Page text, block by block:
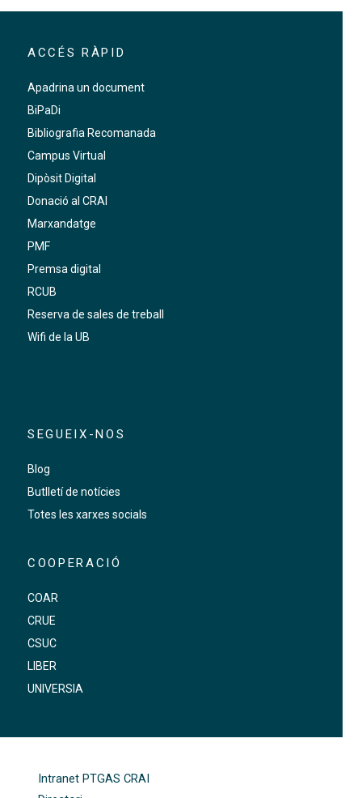
ACCÉS RÀPID
Apadrina un document
BiPaDi
Bibliografia Recomanada
Campus Virtual
Dipòsit Digital
Donació al CRAI
Marxandatge
PMF
Premsa digital
RCUB
Reserva de sales de treball
Wifi de la UB
SEGUEIX-NOS
Blog
Butlletí de notícies
Totes les xarxes socials
COOPERACIÓ
COAR
CRUE
CSUC
LIBER
UNIVERSIA
Intranet PTGAS CRAI